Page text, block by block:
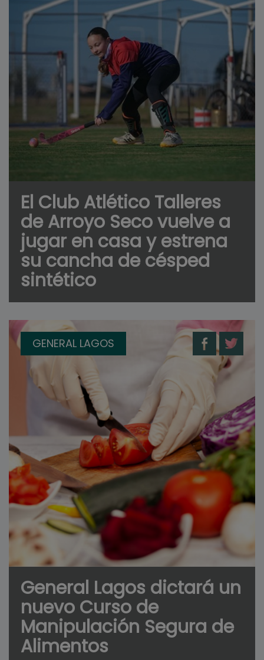
El Club Atlético Talleres
de Arroyo Seco vuelve a
jugar en casa y estrena
su cancha de césped
sintético
GENERAL LAGOS
General Lagos dictará un
nuevo Curso de
Manipulación Segura de
Alimentos